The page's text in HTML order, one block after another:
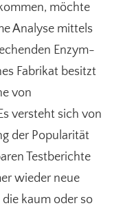
möchte
Analyse mittels
Enzym-
Fabrikat besitzt
von
versteht sich von
der Popularität
Testberichte
wieder neue
kaum oder so